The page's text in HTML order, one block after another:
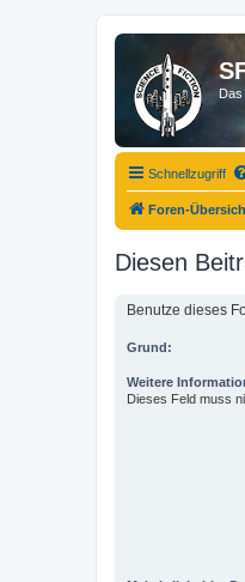
Das
Schnellzugriff
Foren-
Diesen
Benutze dieses
Grund:
Weitere
Dieses Feld muss